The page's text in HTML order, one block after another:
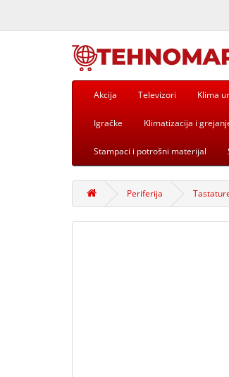
Akcija Televizori Klima
Igračke Klimatizacija i
Stampaci i potrošni materijal
Periferija